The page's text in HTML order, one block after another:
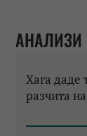
АНАЛИЗИ
Хага даде
разчита